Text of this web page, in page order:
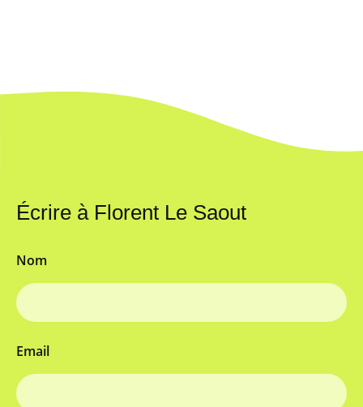
Écrire à Florent Le Saout
Nom
Email